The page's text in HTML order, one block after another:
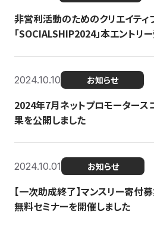
非営利活動のためのクリエイティ
「SOCIALSHIP2024」本エントリ
2024.10.10 お知らせ
2024年7月ネットプロモータース
果を公開しました
2024.10.01 お知らせ
【一次助成終了】マンスリー寄付
無料セミナーを開催しました